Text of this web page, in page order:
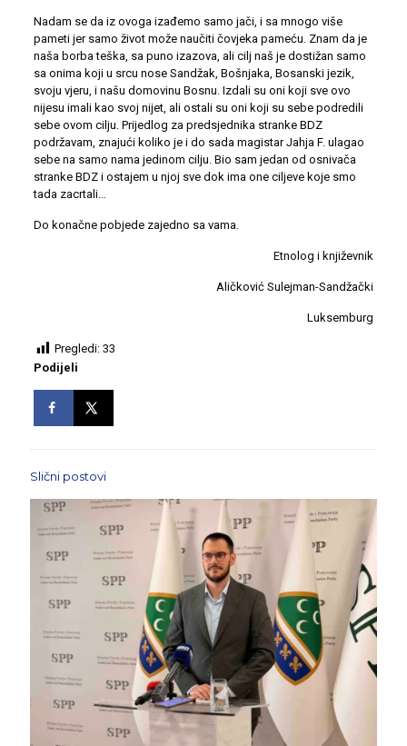
Nadam se da iz ovoga izađemo samo jači, i sa mnogo više
pameti jer samo život može naučiti čovjeka pameću. Znam da je
naša borba teška, sa puno izazova, ali cilj naš je dostižan samo
sa onima koji u srcu nose Sandžak, Bošnjaka, Bosanski jezik,
svoju vjeru, i našu domovinu Bosnu. Izdali su oni koji sve ovo
nijesu imali kao svoj nijet, ali ostali su oni koji su sebe podredili
sebe ovom cilju. Prijedlog za predsjednika stranke BDZ
podržavam, znajući koliko je i do sada magistar Jahja F. ulagao
sebe na samo nama jedinom cilju. Bio sam jedan od osnivača
stranke BDZ i ostajem u njoj sve dok ima one ciljeve koje smo
tada zacrtali…
Do konačne pobjede zajedno sa vama.
Etnolog i književnik
Aličković Sulejman-Sandžački
Luksemburg
Pregledi: 33
Podijeli
Slični postovi